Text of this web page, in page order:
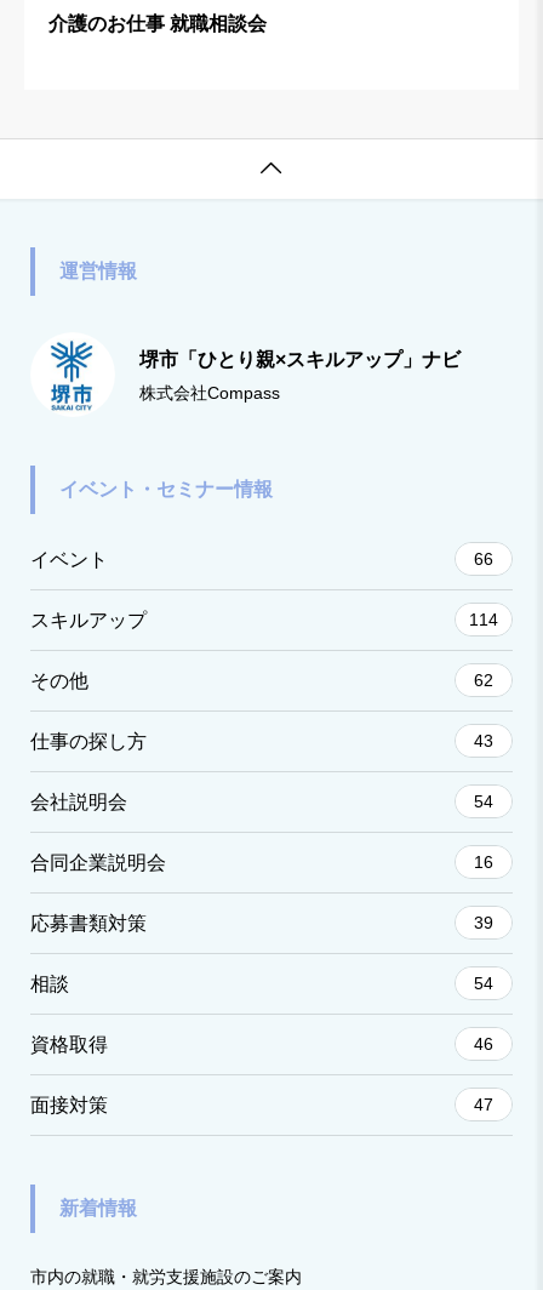
介護のお仕事 就職相談会

運営情報
堺市「ひとり親×スキルアップ」ナビ
株式会社Compass
イベント・セミナー情報
イベント 66
スキルアップ 114
その他 62
仕事の探し方 43
会社説明会 54
合同企業説明会 16
応募書類対策 39
相談 54
資格取得 46
面接対策 47
新着情報
市内の就職・就労支援施設のご案内